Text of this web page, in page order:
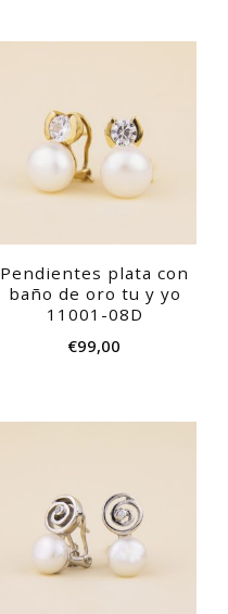
Pendientes plata con
baño de oro tu y yo
11001-08D
€99,00